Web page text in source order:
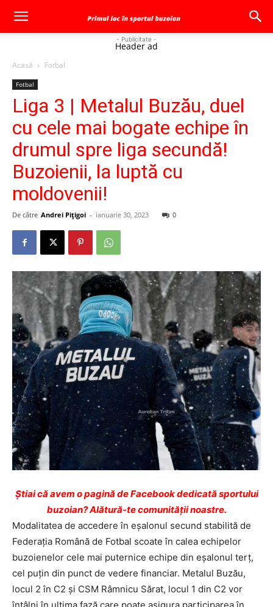
- Publicitate -
Header ad
Acasă Fotbal
Fotbal
Liga 3 | Metalul Buzău, duel
cu cele mai bogate echipe în
drumul spre liga secundă!
Buzoienii, la luptă cu
moldovenii!
De către Andrei Pițigoi - ianuarie 30, 2023 0
Ştiai că avem o pagină de Facebook dedicată sportului
buzoian? Alătură-te comunității noastre.
Modalitatea de accedere în eşalonul secund stabilită de
Federaţia Română de Fotbal scoate în calea echipelor
buzoienelor cele mai puternice echipe din eşalonul terţ,
cel puţin din punct de vedere financiar. Metalul Buzău,
locul 2 în C2 şi CSM Râmnicu Sărat, locul 1 din C2 vor